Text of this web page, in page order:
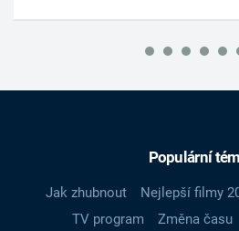
Populární
Jak zhubnout Nejlepší filmy
TV program
Změna času